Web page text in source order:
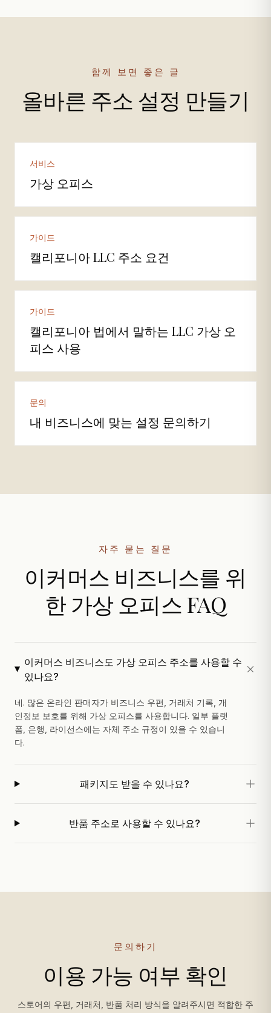
함께 보면 좋은 글
올바른 주소 설정 만들기
서비스
가상 오피스
가이드
캘리포니아 LLC 주소 요건
가이드
캘리포니아 법에서 말하는 LLC 가상 오
피스 사용
문의
내 비즈니스에 맞는 설정 문의하기
자주 묻는 질문
이커머스 비즈니스를 위
한 가상 오피스 FAQ
이커머스 비즈니스도 가상 오피스 주소를 사용할 수
있나요?
네. 많은 온라인 판매자가 비즈니스 우편, 거래처 기록, 개
인정보 보호를 위해 가상 오피스를 사용합니다. 일부 플랫
폼, 은행, 라이선스에는 자체 주소 규정이 있을 수 있습니
다.
패키지도 받을 수 있나요?
반품 주소로 사용할 수 있나요?
문의하기
이용 가능 여부 확인
스토어의 우편, 거래처, 반품 처리 방식을 알려주시면 적합한 주